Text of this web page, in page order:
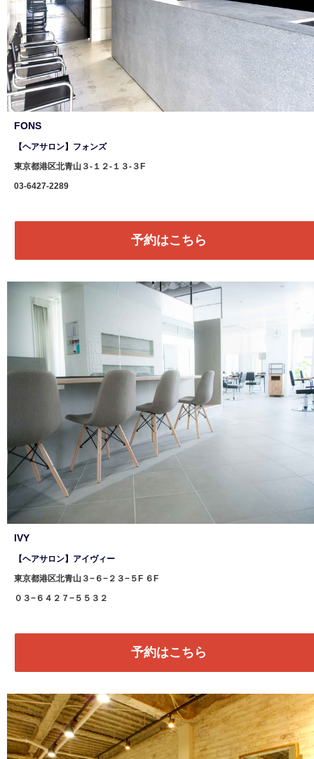
FONS
【ヘアサロン】フォンズ
東京都港区北青山３-１２-１３-３F
03-6427-2289
予約はこちら
IVY
【ヘアサロン】アイヴィー
東京都港区北青山３−６−２３−５F ６F
０３−６４２７−５５３２
予約はこちら